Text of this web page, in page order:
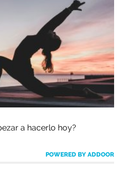
a hacerlo hoy?
POWERED BY ADDOOR